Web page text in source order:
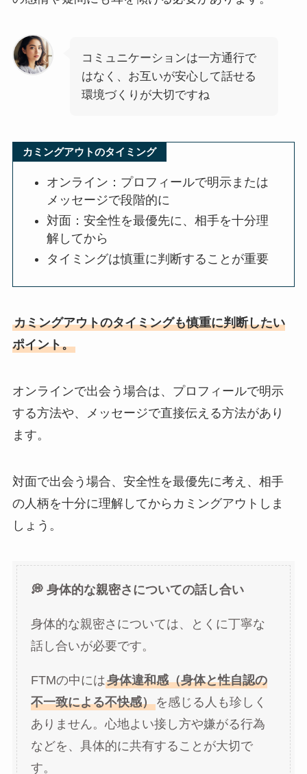
コミュニケーションは一方通行で
はなく、お互いが安心して話せる
環境づくりが大切ですね
カミングアウトのタイミング
オンライン：プロフィールで明示または
メッセージで段階的に
対面：安全性を最優先に、相手を十分理
解してから
タイミングは慎重に判断することが重要
カミングアウトのタイミングも慎重に判断したい
ポイント。
オンラインで出会う場合は、プロフィールで明示
する方法や、メッセージで直接伝える方法があり
ます。
対面で出会う場合、安全性を最優先に考え、相手
の人柄を十分に理解してからカミングアウトしま
しょう。
💭 身体的な親密さについての話し合い
身体的な親密さについては、とくに丁寧な
話し合いが必要です。
FTMの中には身体違和感（身体と性自認の
不一致による不快感）を感じる人も珍しく
ありません。心地よい接し方や嫌がる行為
などを、具体的に共有することが大切で
す。